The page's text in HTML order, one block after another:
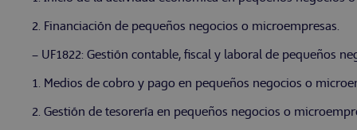
2. Financiación de pequeños negocios o microempresas.
– UF1822: Gestión contable, fiscal y laboral de pequeños
1. Medios de cobro y pago en pequeños negocios o
2. Gestión de tesorería en pequeños negocios o